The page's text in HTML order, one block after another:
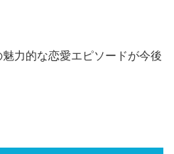
力的な恋愛エピソードが今後